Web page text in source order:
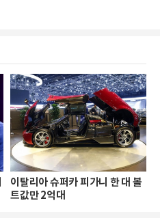
이탈리아 슈퍼카 피가니 한 대 볼
트값만 2억대